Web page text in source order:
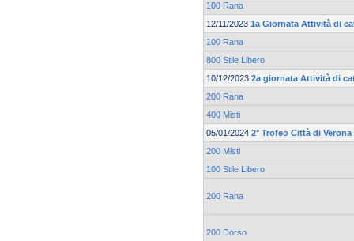
100 Rana
12/11/2023 1a Giornata Attività di
100 Rana
800 Stile Libero
10/12/2023 2a giornata Attività di
200 Rana
400 Misti
05/01/2024 2° Trofeo Città di
200 Misti
100 Stile Libero
200 Rana
200 Dorso